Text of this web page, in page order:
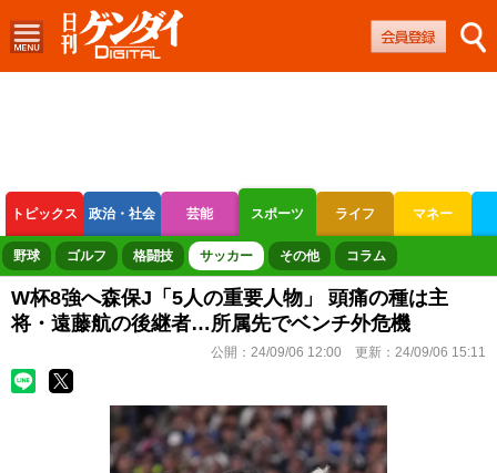
トピックス 政治・社会 芸能 スポーツ ライフ マネー
ボートレース 競輪 オートレース
野球 ゴルフ 格闘技 サッカー その他 コラム
W杯8強へ森保J「5人の重要人物」 頭痛の種は主
将・遠藤航の後継者…所属先でベンチ外危機
公開： 24/09/06 12:00 更新： 24/09/06 15:11